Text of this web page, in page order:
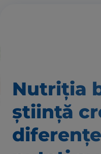
Nutriția
știință